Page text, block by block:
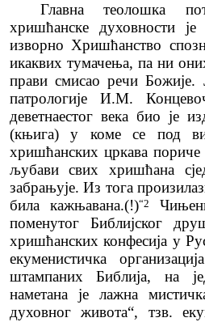
Главна теолошка
хришћанске духовности
изворно Хришћанство
икаквих тумачења, па ни
прави смисао речи Божије.
патрологије И.М.
деветнаестог века био је
(књига) у коме се под
хришћанских цркава пориче
љубави свих хришћана
забрањује. Из тога
била кажњавана.(!)“2
поменутог Библијског
хришћанских конфесија у
екуменистичка
штампаних Библија, на
наметана је лажна
духовног живота“, тзв.